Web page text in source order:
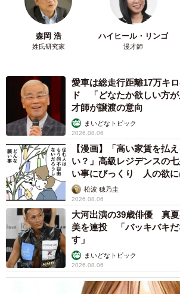
森岡 浩
姓氏研究家
ハイヒール・リンゴ
漫才師
愛車は総走行距離17万キ
ド 「どなたか欲しい方
才師が譲渡の意向
まいどなトピック
2026.08.06
【漫画】「高い家賃を払
い？」高級レジデンスの
い事にびっくり 人の欲に
松波 穂乃圭
2026.08.06
大河出演の39歳俳優 真
美を連投 「バッキバキだ
す」
まいどなトピック
2026.08.06